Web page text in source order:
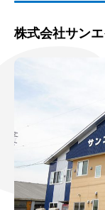
株式会社サン